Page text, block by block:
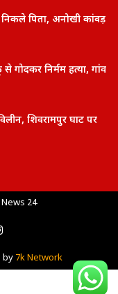
पिता, अनोखी कांवड़
गोदकर निर्मम हत्या, गांव
शिवरामपुर घाट पर
24
by 7k Network